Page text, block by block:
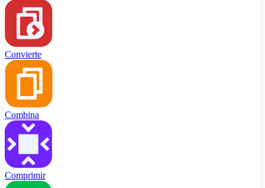
Convierte
Combina
Comprimir